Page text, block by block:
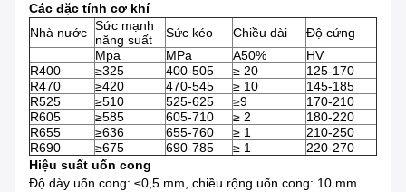
Các đặc tính cơ khí
Nhà nước Sức mạnh
năng suất
Sức kéo Chiều dài
Độ cứng
Mpa
MPa A50%
HV
R400
≥325 400-505 ≥ 20
125-170
R470
≥420 470-545 ≥ 10
145-185
R525
≥510 525-625 ≥9
170-210
R605
≥585 605-710 ≥ 2
180-220
R655
≥636 655-760 ≥ 1
210-250
R690
≥675 690-785 ≥ 1
220-270
Hiệu suất uốn cong
Độ dày uốn cong: ≤0,5 mm, chiều rộng uốn cong: 10 mm